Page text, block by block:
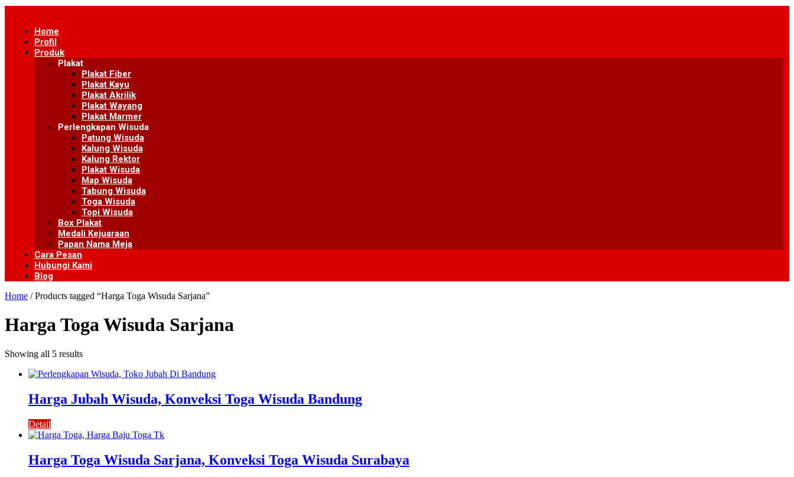
content
Home
Profil
Produk
Plakat
Plakat Fiber
Plakat Kayu
Plakat Akrilik
Plakat Wayang
Plakat Marmer
Perlengkapan Wisuda
Patung Wisuda
Kalung Wisuda
Kalung Rektor
Plakat Wisuda
Map Wisuda
Tabung Wisuda
Toga Wisuda
Topi Wisuda
Box Plakat
Medali Kejuaraan
Papan Nama Meja
Cara Pesan
Hubungi Kami
Blog
Home / Products tagged “Harga Toga Wisuda Sarjana”
Harga Toga Wisuda Sarjana
Showing all 5 results
Harga Jubah Wisuda, Konveksi Toga Wisuda Bandung
Detail
Harga Toga Wisuda Sarjana, Konveksi Toga Wisuda Surabaya